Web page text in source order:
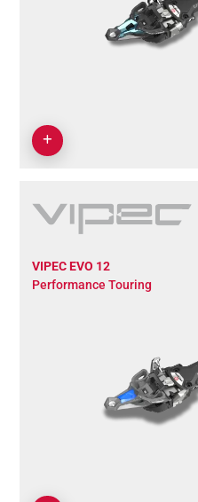
VIPEC EVO 12
Performance Touring